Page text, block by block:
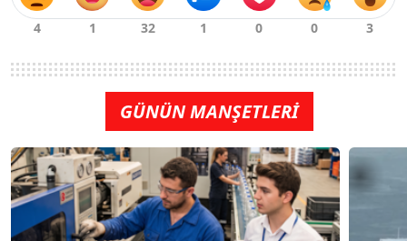
GÜNÜN MANŞETLERİ